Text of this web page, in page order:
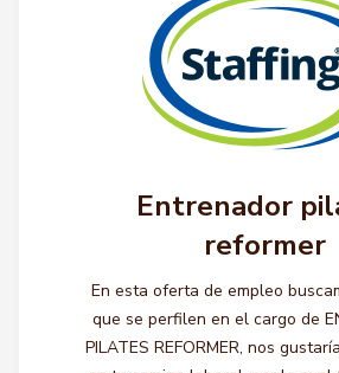
Entrenador
reformer
En esta oferta de empleo
que se perfilen en el cargo de
PILATES REFORMER, nos